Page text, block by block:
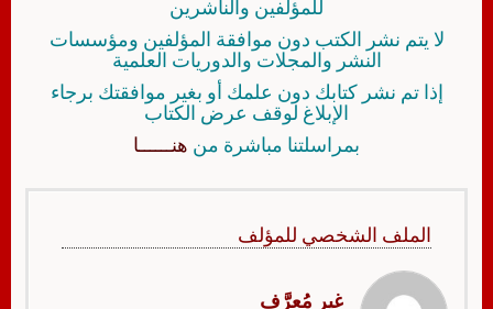
للمؤلفين والناشرين
لا يتم نشر الكتب دون موافقة المؤلفين ومؤسسات
النشر والمجلات والدوريات العلمية
إذا تم نشر كتابك دون علمك أو بغير موافقتك برجاء
الإبلاغ لوقف عرض الكتاب
بمراسلتنا مباشرة من هنــــــا
الملف الشخصي للمؤلف
غير مُعرَّف